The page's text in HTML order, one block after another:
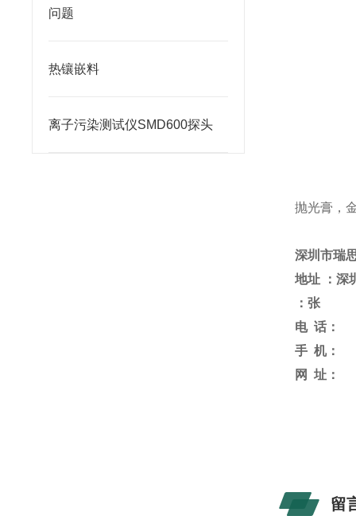
问题
热镶嵌料
离子污染测试仪SMD600探头
抛光膏 ，
深圳市瑞
地址
：
：张
电 话：
手 机：
网
址：
留